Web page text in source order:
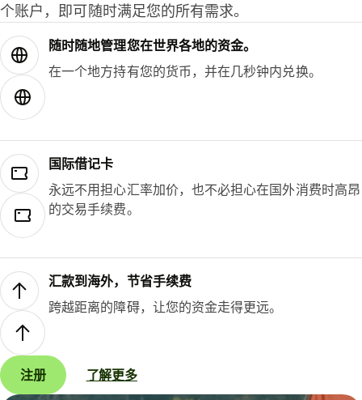
个账户，即可随时满足您的所有需求。
随时随地管理您在世界各地的资金。
在一个地方持有您的货币，并在几秒钟内兑换。
国际借记卡
永远不用担心汇率加价，也不必担心在国外消费时高昂
的交易手续费。
汇款到海外，节省手续费
跨越距离的障碍，让您的资金走得更远。
注册 了解更多